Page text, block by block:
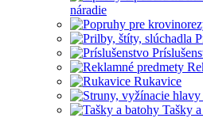
náradie
Rukavice
Tašky